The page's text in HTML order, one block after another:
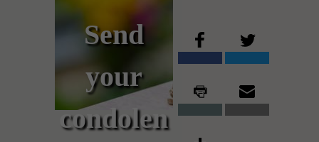
Send
your
condolen